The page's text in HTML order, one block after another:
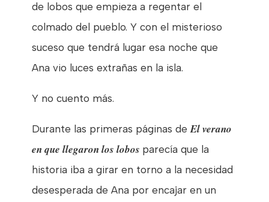
de lobos que empieza a regentar el
colmado del pueblo. Y con el misterioso
suceso que tendrá lugar esa noche que
Ana vio luces extrañas en la isla.
Y no cuento más.
Durante las primeras páginas deEl verano
en que llegaron los lobos parecía que la
historia iba a girar en torno a la necesidad
desesperada de Ana por encajar en un